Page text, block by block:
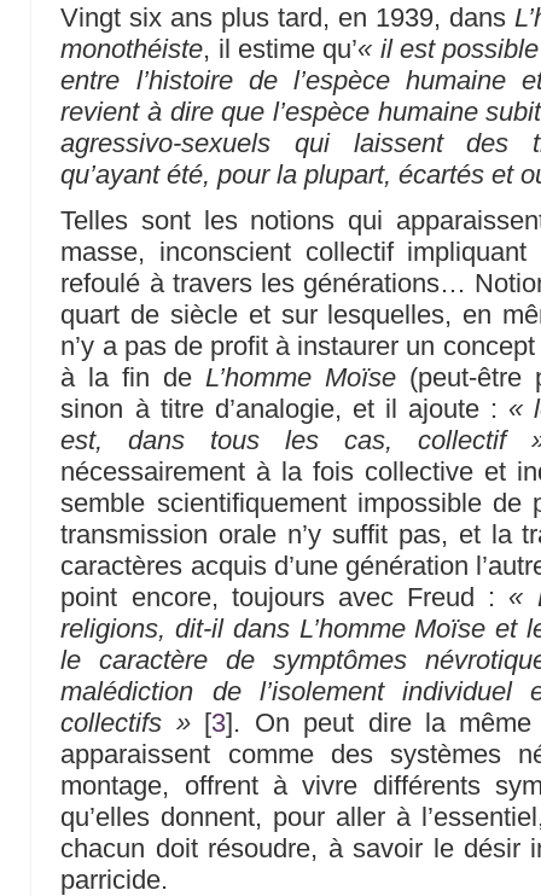
Vingt six ans plus tard, en 1939, dans
monothéiste, il estime qu’« il est
entre l’histoire de l’espèce humaine
revient à dire que l’espèce humaine
agressivo-sexuels qui laissent des
qu’ayant été, pour la plupart, écartés et
Telles sont les notions qui
masse, inconscient collectif
refoulé à travers les générations…
quart de siècle et sur lesquelles, en
n’y a pas de profit à instaurer un
à la fin de L’homme Moïse(peut-être
sinon à titre d’analogie, et il ajoute : «
est, dans tous les cas, collectif
nécessairement à la fois collective et
semble scientifiquement impossible de
transmission orale n’y suffit pas, et la
caractères acquis d’une génération
point encore, toujours avec Freud : «
religions, dit-il dans L’homme Moïse et
le caractère de symptômes
malédiction de l’isolement individuel
collectifs »[3]. On peut dire la
apparaissent comme des systèmes
montage, offrent à vivre différents
qu’elles donnent, pour aller à
chacun doit résoudre, à savoir le désir
parricide.